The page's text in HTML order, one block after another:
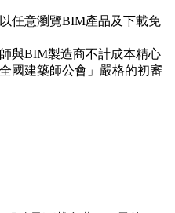
任意瀏覽BIM產品及下載免
與BIM製造商不計成本精心
國建築師公會」嚴格的初審